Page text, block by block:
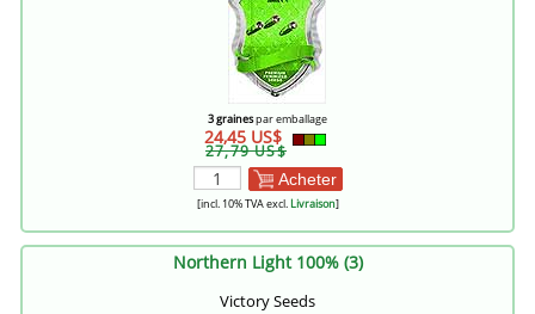
3 grainespar emballage
24,45 US$
27,79 US$
Acheter
[incl. 10% TVA excl.Livraison]
Northern Light 100% (3)
Victory Seeds